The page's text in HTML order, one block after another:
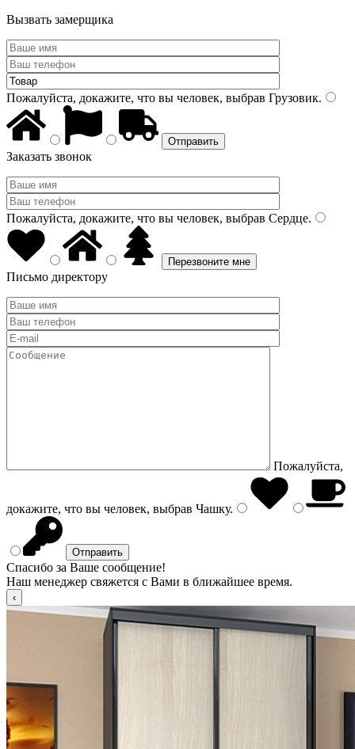
Вызвать замерщика
Пожалуйста, докажите, что вы человек, выбрав Грузовик.
Заказать звонок
Пожалуйста, докажите, что вы человек, выбрав Сердце.
Письмо директору
Пожалуйста,
докажите, что вы человек, выбрав Чашку.
Спасибо за Ваше сообщение!
Наш менеджер свяжется с Вами в ближайшее время.